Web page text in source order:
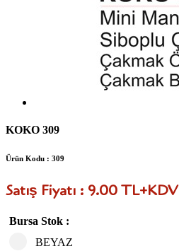
KOKO 309
Ürün Kodu : 309
Satış Fiyatı : 9.00 TL+KDV
Bursa Stok :
BEYAZ